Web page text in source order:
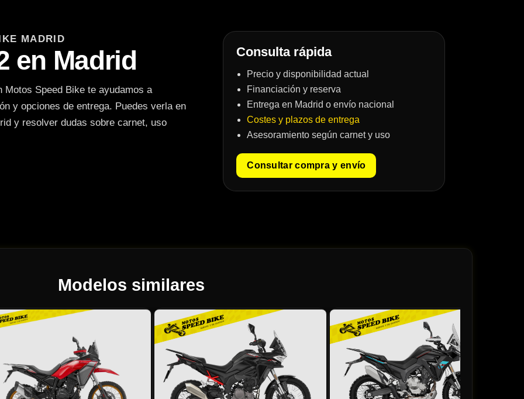
MADRID
en Madrid
Motos Speed Bike te ayudamos a
y opciones de entrega. Puedes verla en
y resolver dudas sobre carnet, uso
Consulta rápida
Precio y disponibilidad actual
Financiación y reserva
Entrega en Madrid o envío nacional
Costes y plazos de entrega
Asesoramiento según carnet y uso
Consultar compra y envío
Modelos similares